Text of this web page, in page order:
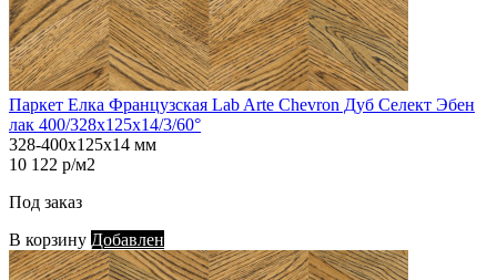
Паркет Елка Французская Lab Arte Chevron Дуб Селект Эбен
лак 400/328х125х14/3/60°
328-400х125х14 мм
10 122 р/м2
Под заказ
В корзину Добавлен